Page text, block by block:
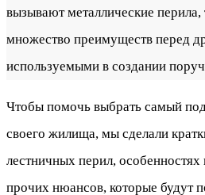
вызывают металлические
множество преимуществ перед
используемыми в создании
Чтобы помочь выбрать самый
своего жилища, мы сделали
лестничных перил, особенностях
прочих нюансов, которые будут